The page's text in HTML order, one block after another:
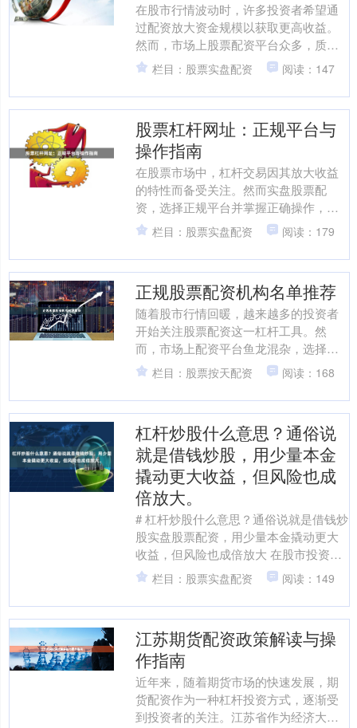
在股市行情波动时，许多投资者希望通
过配资放大资金规模以获取更高收益。
然而，市场上股票配资平台众多，质量
参差不齐，如何选择一个安全正规的平
台成为投资者面临的首要问....
栏目：股票实盘配资 阅读：147
股票杠杆网址：正规平台与
操作指南
在股票市场中，杠杆交易因其放大收益
的特性而备受关注。然而实盘股票配
资，选择正规平台并掌握正确操作，是
保障资金安全的关键。本文将为你梳理
正规股票杠杆平台的甄别方法....
栏目：股票实盘配资 阅读：179
正规股票配资机构名单推荐
随着股市行情回暖，越来越多的投资者
开始关注股票配资这一杠杆工具。然
而，市场上配资平台鱼龙混杂，选择一
家正规、安全的配资机构至关重要。本
文将为您梳理正规股票配资机....
栏目：股票按天配资 阅读：168
杠杆炒股什么意思？通俗说
就是借钱炒股，用少量本金
撬动更大收益，但风险也成
倍放大。
# 杠杆炒股什么意思？通俗说就是借钱炒
股实盘股票配资，用少量本金撬动更大
收益，但风险也成倍放大 在股市投资
中，我们经常听到“杠杆炒股”这个术语。
对于刚接触股票投....
栏目：股票实盘配资 阅读：149
江苏期货配资政策解读与操
作指南
近年来，随着期货市场的快速发展，期
货配资作为一种杠杆投资方式，逐渐受
到投资者的关注。江苏省作为经济大省